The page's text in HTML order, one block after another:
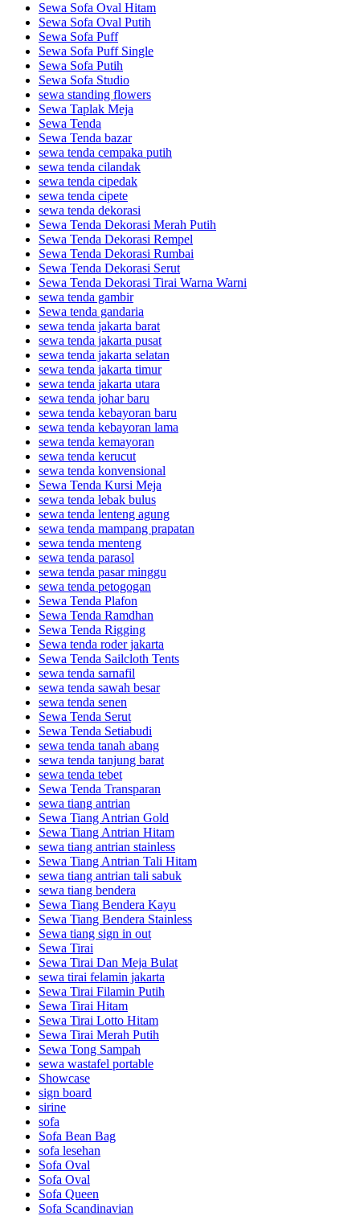
Sewa Sofa Oval Hitam
Sewa Sofa Oval Putih
Sewa Sofa Puff
Sewa Sofa Puff Single
Sewa Sofa Putih
Sewa Sofa Studio
sewa standing flowers
Sewa Taplak Meja
Sewa Tenda
Sewa Tenda bazar
sewa tenda cempaka putih
sewa tenda cilandak
sewa tenda cipedak
sewa tenda cipete
sewa tenda dekorasi
Sewa Tenda Dekorasi Merah Putih
Sewa Tenda Dekorasi Rempel
Sewa Tenda Dekorasi Rumbai
Sewa Tenda Dekorasi Serut
Sewa Tenda Dekorasi Tirai Warna Warni
sewa tenda gambir
Sewa tenda gandaria
sewa tenda jakarta barat
sewa tenda jakarta pusat
sewa tenda jakarta selatan
sewa tenda jakarta timur
sewa tenda jakarta utara
sewa tenda johar baru
sewa tenda kebayoran baru
sewa tenda kebayoran lama
sewa tenda kemayoran
sewa tenda kerucut
sewa tenda konvensional
Sewa Tenda Kursi Meja
sewa tenda lebak bulus
sewa tenda lenteng agung
sewa tenda mampang prapatan
sewa tenda menteng
sewa tenda parasol
sewa tenda pasar minggu
sewa tenda petogogan
Sewa Tenda Plafon
Sewa Tenda Ramdhan
Sewa Tenda Rigging
Sewa tenda roder jakarta
Sewa Tenda Sailcloth Tents
sewa tenda sarnafil
sewa tenda sawah besar
sewa tenda senen
Sewa Tenda Serut
Sewa Tenda Setiabudi
sewa tenda tanah abang
sewa tenda tanjung barat
sewa tenda tebet
Sewa Tenda Transparan
sewa tiang antrian
Sewa Tiang Antrian Gold
Sewa Tiang Antrian Hitam
sewa tiang antrian stainless
Sewa Tiang Antrian Tali Hitam
sewa tiang antrian tali sabuk
sewa tiang bendera
Sewa Tiang Bendera Kayu
Sewa Tiang Bendera Stainless
Sewa tiang sign in out
Sewa Tirai
Sewa Tirai Dan Meja Bulat
sewa tirai felamin jakarta
Sewa Tirai Filamin Putih
Sewa Tirai Hitam
Sewa Tirai Lotto Hitam
Sewa Tirai Merah Putih
Sewa Tong Sampah
sewa wastafel portable
Showcase
sign board
sirine
sofa
Sofa Bean Bag
sofa lesehan
Sofa Oval
Sofa Oval
Sofa Queen
Sofa Scandinavian